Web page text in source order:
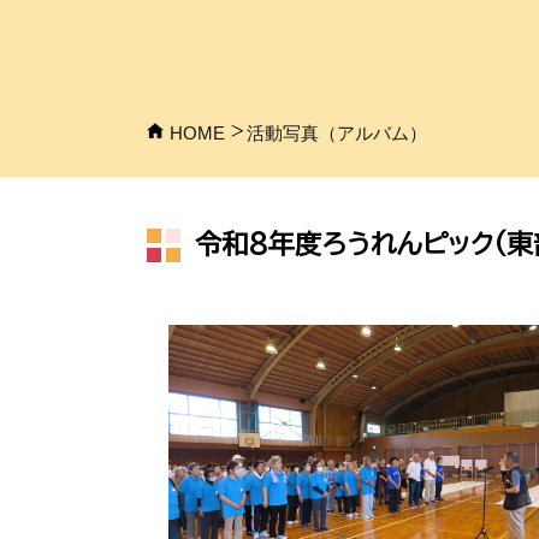
HOME 活動写真（アルバム）
令和8年度ろうれんピック(